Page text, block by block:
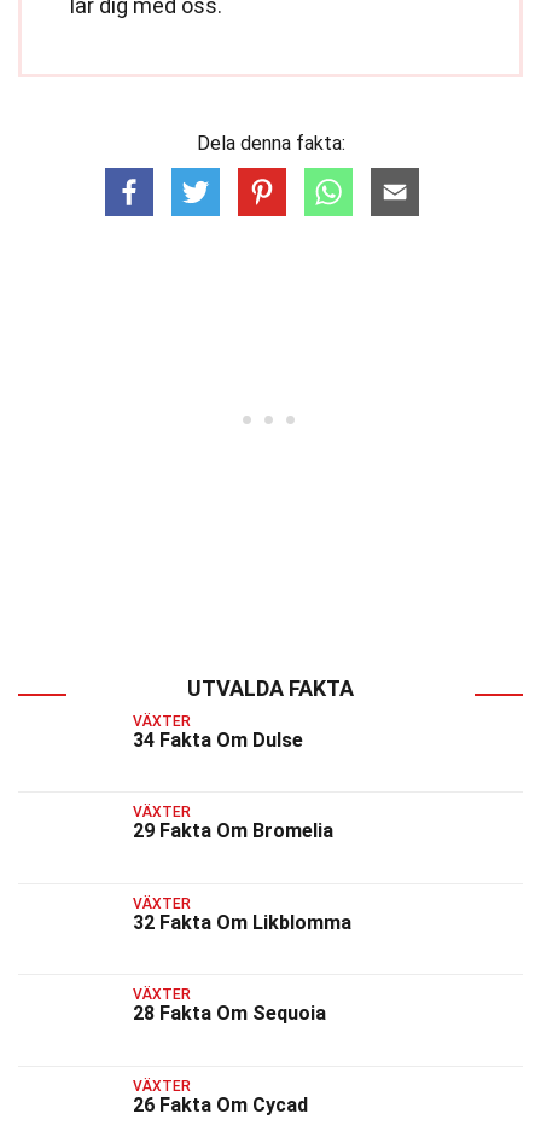
lär dig med oss.
Dela denna fakta:
UTVALDA FAKTA
VÄXTER
34 Fakta Om Dulse
VÄXTER
29 Fakta Om Bromelia
VÄXTER
32 Fakta Om Likblomma
VÄXTER
28 Fakta Om Sequoia
VÄXTER
26 Fakta Om Cycad